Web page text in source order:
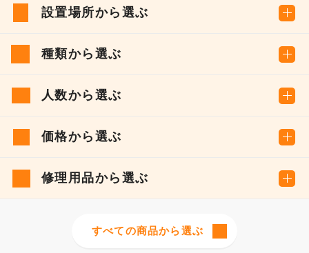
設置場所から選ぶ
種類から選ぶ
人数から選ぶ
価格から選ぶ
修理用品から選ぶ
すべての商品から選ぶ